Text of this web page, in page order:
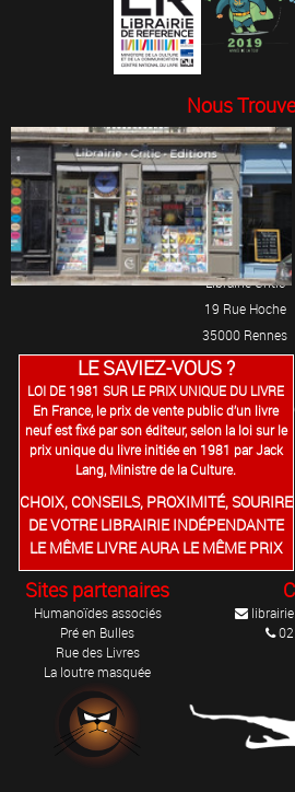
Nous
Librairie Critic
19 Rue Hoche
35000 Rennes
LE SAVIEZ-VOUS ?
LOI DE 1981 SUR LE PRIX UNIQUE DU LIVRE
En France, le prix de vente public d’un livre
neuf est fixé par son éditeur, selon la loi sur le
prix unique du livre initiée en 1981 par Jack
Lang, Ministre de la Culture.
CHOIX, CONSEILS, PROXIMITÉ, SOURIRE
DE VOTRE LIBRAIRIE INDÉPENDANTE
LE MÊME LIVRE AURA LE MÊME PRIX
Sites partenaires
Humanoïdes associés
Pré en Bulles
Rue des Livres
La loutre masquée